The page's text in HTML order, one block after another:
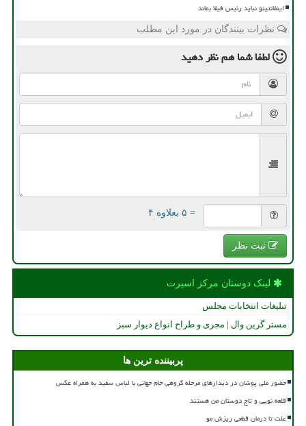
اینفانتینو نباید رئیس فیفا بماند
نظرات بینندگان در مورد این مطلب
لطفا شما همنظر دهید
= ۵ بعلاوه ۴
ثبت نظر
لینک دوستان مركز اسپرت
تبلیغات انتخابات مجلس
مستر گرین وال | مجری و طراح انواع دیوار سبز
پربیننده ترین ها
حضور ملی پوشان در دیدارهای مرحله گروهی جام جهانی با لباس سفید به همراه عکس
قلعه نویی و تاج دوستان من هستند
علت تا درمان قطعی ریزش مو